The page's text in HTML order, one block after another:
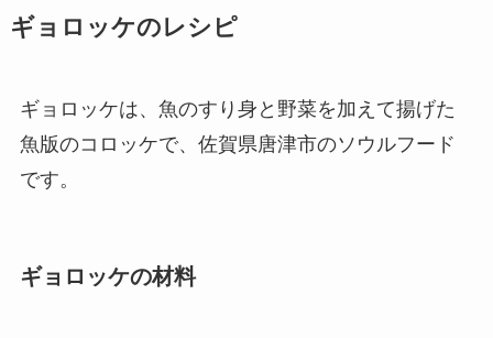
ギョロッケのレシピ
ギョロッケは、魚のすり身と野菜を加えて揚げた
魚版のコロッケで、佐賀県唐津市のソウルフード
です。
ギョロッケの材料